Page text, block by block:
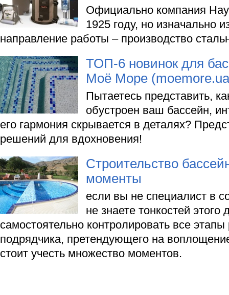
Официально компания
1925 году, но изначально
направление работы – производство
ТОП-6 новинок для
Моё Море
Пытаетесь представить,
обустроен ваш бассейн,
его гармония скрывается в деталях?
решений для вдохновения!
Строительство
моменты
если вы не специалист в
не знаете тонкостей
самостоятельно контролировать все
подрядчика, претендующего на
стоит учесть множество моментов.